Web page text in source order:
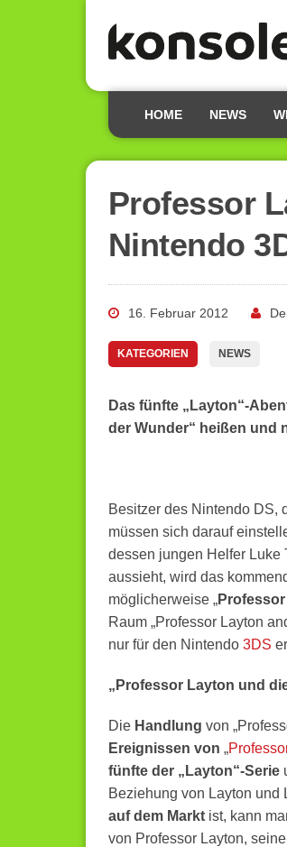
HOME NEWS
Professor
Nintendo
16. Februar 2012
KATEGORIEN NEWS
Das fünfte „Layton“-
der Wunder“ heißen und
Besitzer des Nintendo DS,
müssen sich darauf
dessen jungen Helfer Luke
aussieht, wird das
möglicherweise „Professor
Raum „Professor Layton
nur für den Nintendo 3DS
„Professor Layton und
DieHandlung von
Ereignissen von „
fünfte der „Layton“-Serie
Beziehung von Layton und
auf dem Marktist, kann
von Professor Layton,